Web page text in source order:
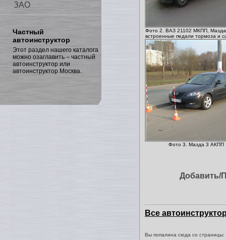
ЗАО
Частный
автоинструктор
Этот раздел нашего каталога
можно озаглавить – частный
автоинструктор или
автоинструктор Москва.
Фото 2. ВАЗ 21102 МКПП,
встроенные педали тормоза и
Фото 3. Мазда 3 АКПП
Добавить/
Все
Вы попалина сюда со